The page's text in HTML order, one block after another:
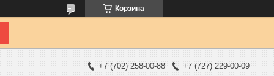
Корзина
+7 (702) 258-00-88 +7 (727) 229-00-09